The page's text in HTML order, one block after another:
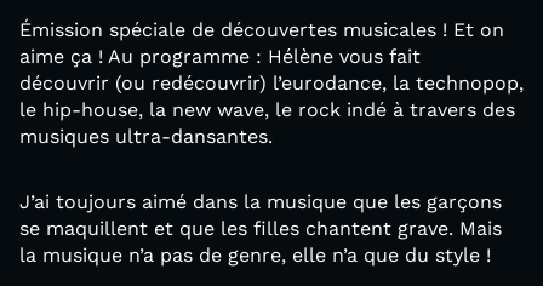
Émission spéciale de découvertes musicales ! Et on
aime ça ! Au programme : Hélène vous fait
découvrir (ou redécouvrir) l’eurodance, la technopop,
le hip-house, la new wave, le rock indé à travers des
musiques ultra-dansantes.
J’ai toujours aimé dans la musique que les garçons
se maquillent et que les filles chantent grave. Mais
la musique n’a pas de genre, elle n’a que du style !